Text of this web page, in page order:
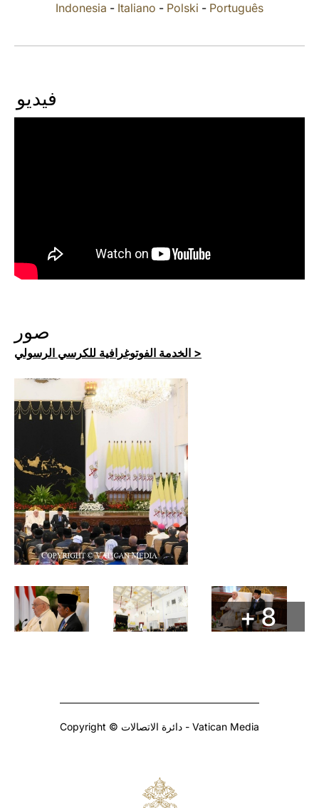
Indonesia - Italiano - Polski - Português
فيديو
صور
الخدمة الفوتوغرافية للكرسي الرسولي >
+ 8
Copyright © دائرة الاتصالات - Vatican Media